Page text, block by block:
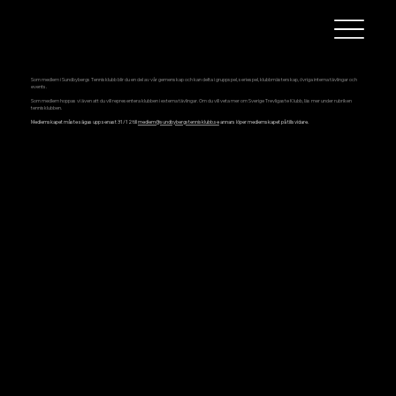
Som medlem i Sundbybergs Tennisklubb blir du en del av vår gemenskap och kan delta i gruppspel, seriespel, klubbmästerskap, övriga interna tävlingar och
events.
Som medlem hoppas vi även att du vill representera klubben i externa tävlingar. Om du vill veta mer om Sverige Trevligaste Klubb, läs mer under rubriken
tennisklubben.
Medlemskapet måste sägas upp senast 31/12 tillmedlem@sundbybergstennisklubb.seannars löper medlemskapet på tillsvidare.